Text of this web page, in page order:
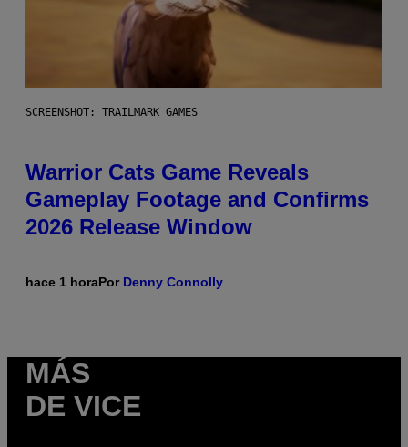
SCREENSHOT: TRAILMARK GAMES
Warrior Cats Game Reveals
Gameplay Footage and Confirms
2026 Release Window
hace 1 horaPor Denny Connolly
MÁS
DE VICE